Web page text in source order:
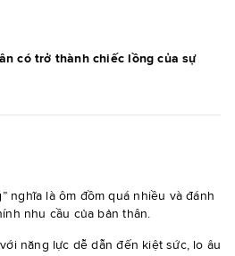
có trở thành chiếc lồng của sự
nghĩa là ôm đồm quá nhiều và đánh
nhu cầu của bản thân.
năng lực dễ dẫn đến kiệt sức, lo âu